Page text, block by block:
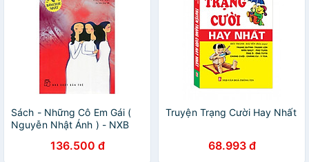
Sách - Những Cô Em Gái (
Nguyễn Nhật Ánh ) - NXB
136.500 đ
Truyện Trạng Cười Hay Nhất
68.993 đ